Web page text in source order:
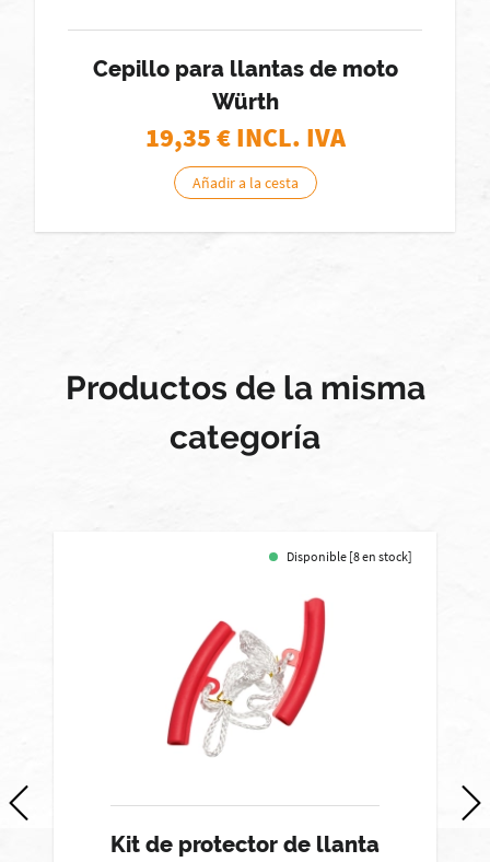
Cepillo para llantas de moto
Würth
19,35€ INCL. IVA
Añadir a la cesta
Productos de la misma
categoría
Disponible [8 en stock]
Kit de protector de llanta